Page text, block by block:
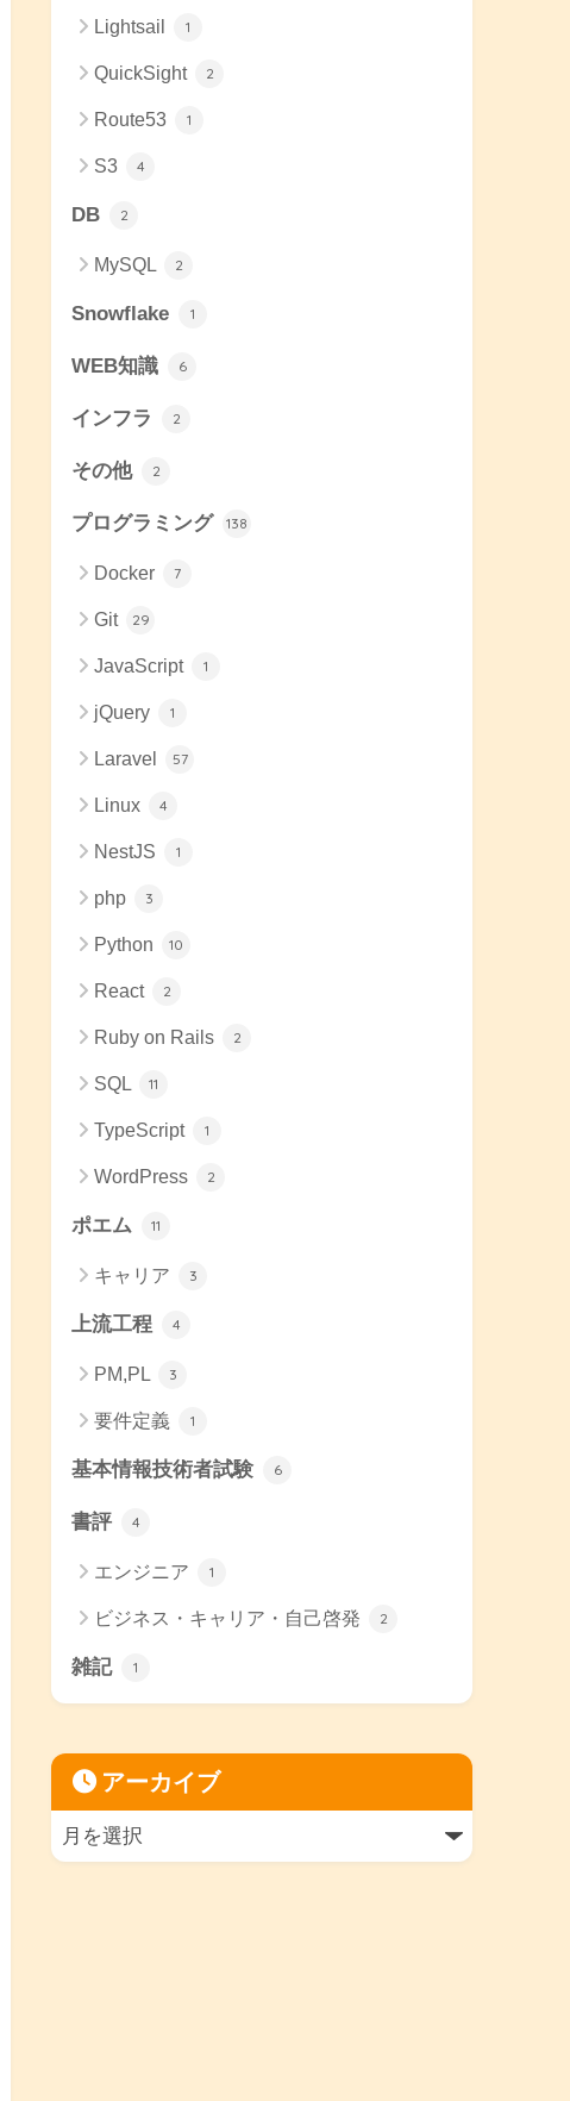
"px"} ) ;
Lightsail 1
QuickSight 2
Route53 1
S3 4
DB 2
MySQL 2
Snowflake 1
WEB知識 6
インフラ 2
その他 2
プログラミング 138
Docker 7
Git 29
JavaScript 1
jQuery 1
Laravel 57
Linux 4
NestJS 1
php 3
Python 10
React 2
Ruby on Rails 2
SQL 11
TypeScript 1
WordPress 2
ポエム 11
キャリア 3
上流工程 4
PM,PL 3
要件定義 1
基本情報技術者試験 6
書評 4
エンジニア 1
ビジネス・キャリア・自己啓発 2
雑記 1
アーカイブ